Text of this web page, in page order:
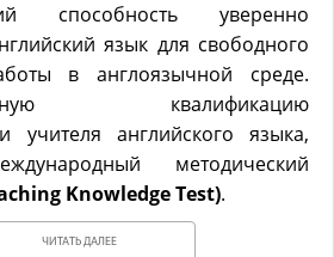
способность уверенно
язык для свободного
в англоязычной среде.
квалификацию
учителя английского языка,
методический
Knowledge Test).
ЧИТАТЬ ДАЛЕЕ